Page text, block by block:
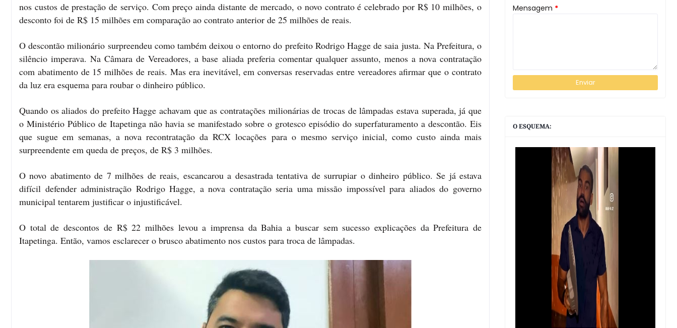
nos custos de prestação de serviço. Com preço ainda distante de mercado, o novo contrato é celebrado por R$ 10 milhões, o
desconto foi de R$ 15 milhões em comparação ao contrato anterior de 25 milhões de reais.
O descontão milionário surpreendeu como também deixou o entorno do prefeito Rodrigo Hagge de saia justa. Na Prefeitura, o
silêncio imperava. Na Câmara de Vereadores, a base aliada preferia comentar qualquer assunto, menos a nova contratação
com abatimento de 15 milhões de reais. Mas era inevitável, em conversas reservadas entre vereadores afirmar que o contrato
da luz era esquema para roubar o dinheiro público.
Quando os aliados do prefeito Hagge achavam que as contratações milionárias de trocas de lâmpadas estava superada, já que
o Ministério Público de Itapetinga não havia se manifestado sobre o grotesco episódio do superfaturamento a descontão. Eis
que sugue em semanas, a nova recontratação da RCX locações para o mesmo serviço inicial, como custo ainda mais
surpreendente em queda de preços, de R$ 3 milhões.
O novo abatimento de 7 milhões de reais, escancarou a desastrada tentativa de surrupiar o dinheiro público. Se já estava
difícil defender administração Rodrigo Hagge, a nova contratação seria uma missão impossível para aliados do governo
municipal tentarem justificar o injustificável.
O total de descontos de R$ 22 milhões levou a imprensa da Bahia a buscar sem sucesso explicações da Prefeitura de
Itapetinga. Então, vamos esclarecer o brusco abatimento nos custos para troca de lâmpadas.
Mensagem *
O ESQUEMA: